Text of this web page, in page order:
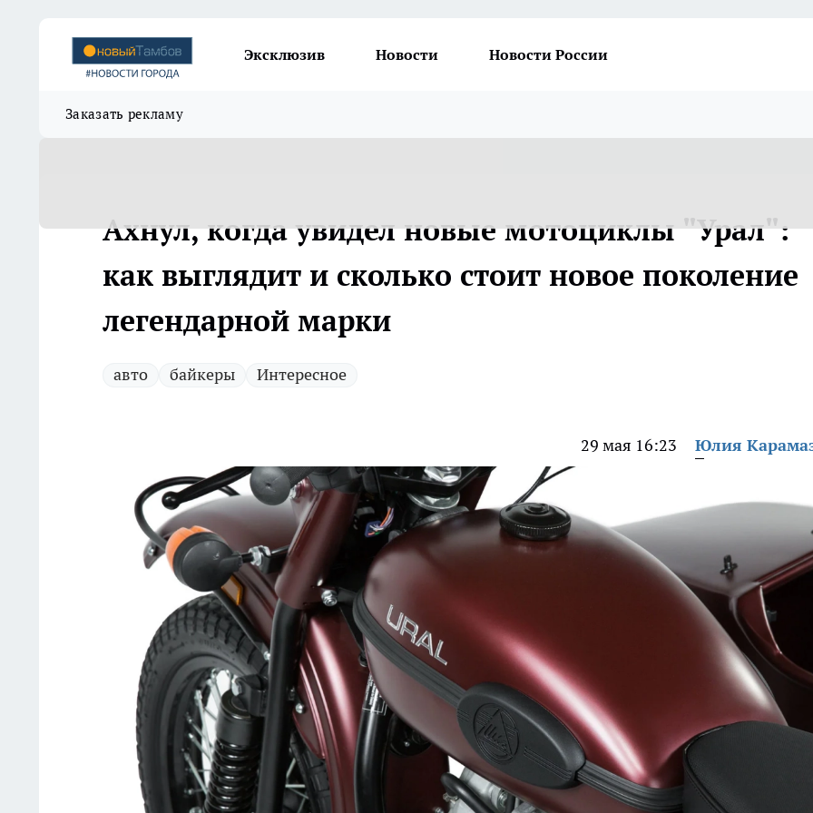
Эксклюзив Новости Новости России
Заказать рекламу
Ахнул, когда увидел новые мотоциклы "Урал":
как выглядит и сколько стоит новое поколение
легендарной марки
авто байкеры Интересное
29 мая 16:23 Юлия